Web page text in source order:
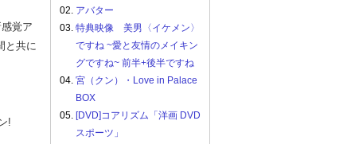
覚ア
と共に
!
02. アバター
03. 特典映像 美男〈イケメン〉
ですね ~愛と友情のメイキン
グですね~ 前半+後半ですね
04. 宮（クン）・Love in Palace
BOX
05. [DVD]コアリズム「洋画 DVD
スポーツ」